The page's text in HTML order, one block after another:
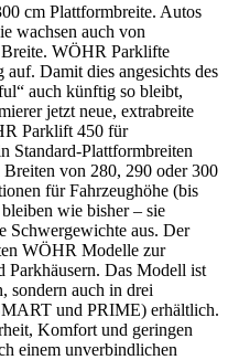
cm Plattformbreite. Autos
wachsen auch von
WÖHR Parklifte
auf. Damit dies angesichts des
auch künftig so bleibt,
jetzt neue, extrabreite
Parklift 450 für
Standard-Plattformbreiten
von 280, 290 oder 300
für Fahrzeughöhe (bis
wie bisher – sie
Schwergewichte aus. Der
WÖHR Modelle zur
Parkhäusern. Das Modell ist
sondern auch in drei
und PRIME) erhältlich.
Komfort und geringen
einem unverbindlichen